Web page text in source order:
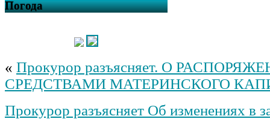
Погода
« Прокурор разъясняет. О
СРЕДСТВАМИ МАТЕРИНСКОГО
Прокурор разъясняет Об изменениях в